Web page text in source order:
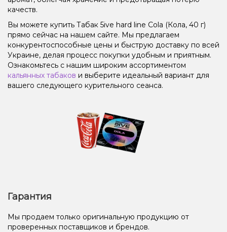
качеств.
Вы можете купить Табак 5ive hard line Cola (Кола, 40 г)
прямо сейчас на нашем сайте. Мы предлагаем
конкурентоспособные цены и быструю доставку по всей
Украине, делая процесс покупки удобным и приятным.
Ознакомьтесь с нашим широким ассортиментом
кальянных табаков и выберите идеальный вариант для
вашего следующего курительного сеанса.
Гарантия
Мы продаем только оригинальную продукцию от
проверенных поставщиков и брендов.